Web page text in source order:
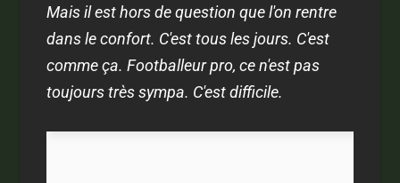
Mais il est hors de question que l'on rentre
dans le confort. C'est tous les jours. C'est
comme ça. Footballeur pro, ce n'est pas
toujours très sympa. C'est difficile.